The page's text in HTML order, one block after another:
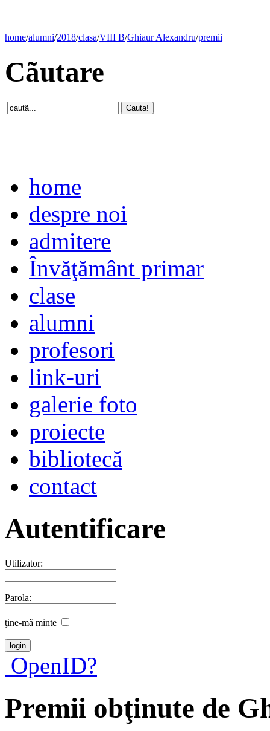
home/alumni/2018/clasa/VIII B/Ghiaur Alexandru/premii
Cãutare
home
despre noi
admitere
Învăţământ primar
clase
alumni
profesori
link-uri
galerie foto
proiecte
bibliotecă
contact
Autentificare
Utilizator:
Parola:
ţine-mã minte
OpenID?
Premii obţinute de